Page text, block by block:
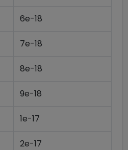
6e-18
7e-18
8e-18
9e-18
1e-17
2e-17